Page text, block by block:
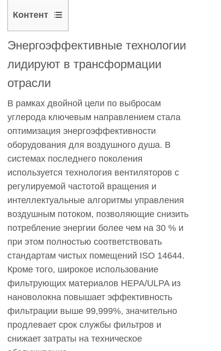
Контент
1
Энергоэффективные
лидируют
в
трансформации
Бесконтактная
работа
еще
одна
важная
тенденция
3
Высокие
стандарты,
диктуемые
полупроводниковой
и
биофармацевтической
промышленностью
4
Энергоэффективные технологии
лидируют в трансформации
отрасли
В рамках двойной цели по выбросам
углерода ключевым направлением стала
оптимизация энергоэффективности
оборудования для воздушного душа. В
системах последнего поколения
используется технология вентиляторов с
регулируемой частотой вращения и
интеллектуальные алгоритмы управления
воздушным потоком, позволяющие снизить
потребление энергии более чем на 30 % и
при этом полностью соответствовать
стандартам чистых помещений ISO 14644.
Кроме того, широкое использование
фильтрующих материалов HEPA/ULPA из
нановолокна повышает эффективность
фильтрации выше 99,999%, значительно
продлевает срок службы фильтров и
снижает затраты на техническое